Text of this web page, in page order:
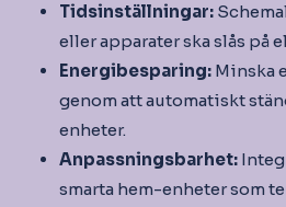
Tidsinställningar:
eller apparater ska slås på
Energibesparing: Minska
genom att automatiskt
enheter.
Anpassningsbarhet:
smarta hem-enheter som